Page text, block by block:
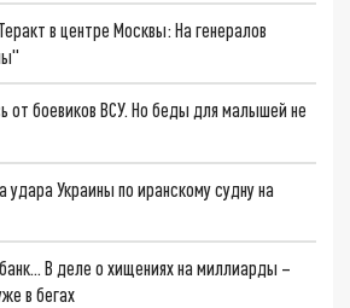
в центре Москвы: На генералов
от боевиков ВСУ. Но беды для малышей не
удара Украины по иранскому судну на
В деле о хищениях на миллиарды –
в бегах